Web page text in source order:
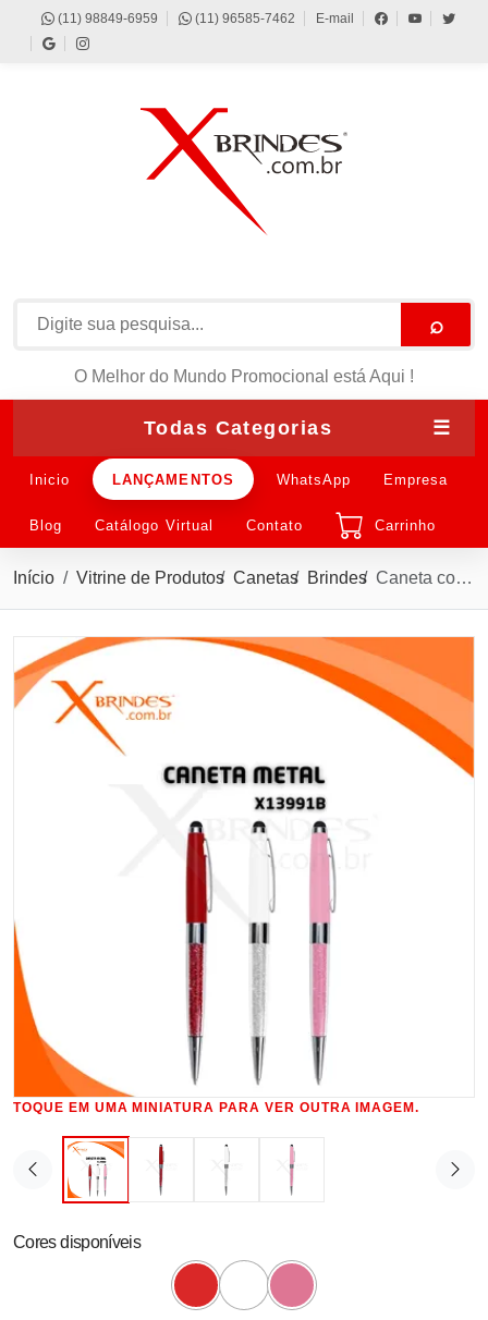
(11) 98849-6959 (11) 96585-7462 E-mail
⌕
O Melhor do Mundo Promocional está Aqui !
Todas Categorias ☰
Inicio LANÇAMENTOS WhatsApp Empresa
Blog Catálogo Virtual Contato Carrinho
Início Vitrine de Produtos Canetas Brindes Caneta com corpo em Metal e com Ponteira Touch X13991B
TOQUE EM UMA MINIATURA PARA VER OUTRA IMAGEM.
Cores disponíveis